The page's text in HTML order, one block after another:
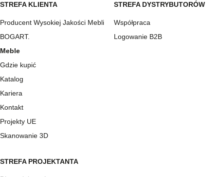
STREFA KLIENTA
Producent Wysokiej Jakości Mebli
BOGART.
Meble
Gdzie kupić
Katalog
Kariera
Kontakt
Projekty UE
Skanowanie 3D
STREFA DYSTRYBUTORÓW
Współpraca
Logowanie B2B
STREFA PROJEKTANTA